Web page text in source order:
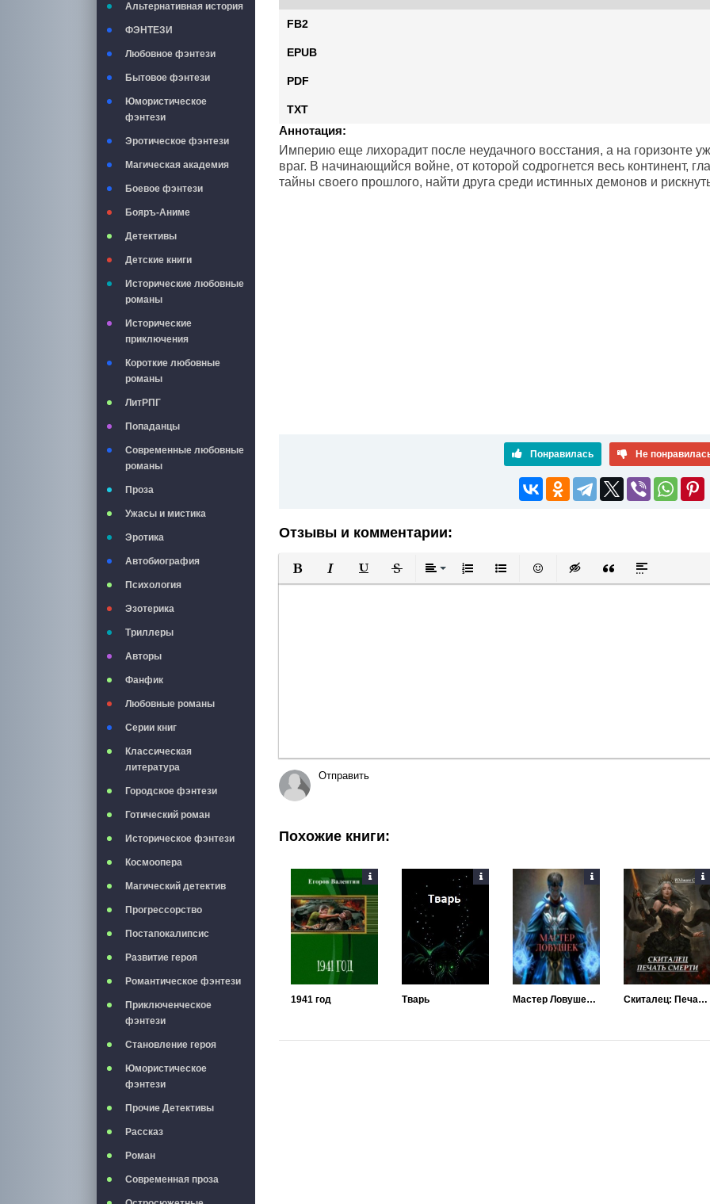
Альтернативная история
ФЭНТЕЗИ
Любовное фэнтези
Бытовое фэнтези
Юмористическое
фэнтези
Эротическое фэнтези
Магическая академия
Боевое фэнтези
Бояръ-Аниме
Детективы
Детские книги
Исторические любовные
романы
Исторические
приключения
Короткие любовные
романы
ЛитРПГ
Попаданцы
Современные любовные
романы
Проза
Ужасы и мистика
Эротика
Автобиография
Психология
Эзотерика
Триллеры
Авторы
Фанфик
Любовные романы
Серии книг
Классическая
литература
Городское фэнтези
Готический роман
Историческое фэнтези
Космоопера
Магический детектив
Прогрессорство
Постапокалипсис
Развитие героя
Романтическое фэнтези
Приключенческое
фэнтези
Становление героя
Юмористическое
фэнтези
Прочие Детективы
Рассказ
Роман
Современная проза
FB2
EPUB
PDF
TXT
Аннотация:
Империю еще лихорадит после неудачного восстания, а на горизонте
враг. В начинающийся войне, от которой содрогнется весь континент,
тайны своего прошлого, найти друга среди истинных демонов и
Понравилась Не
Отзывы и комментарии:
Полужирный
КурсивПодчеркнутый
ЗачеркнутыйВыравнивание
Нумерованный список
Маркированный список
Вставить смайлик
Вставка скрытого текста
Вставка цитаты
Вставка
Отправить
Похожие книги:
1941 год Тварь Мастер Ловушек. Книга 1 Скиталец: Печать Смерти